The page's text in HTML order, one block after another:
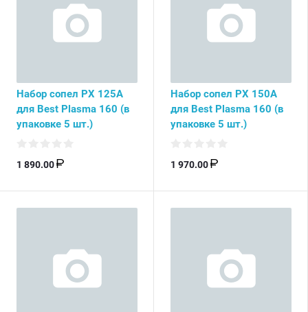
Набор сопел PX 125А
для Best Plasma 160 (в
упаковке 5 шт.)
1 890.00
Набор сопел PX 150А
для Best Plasma 160 (в
упаковке 5 шт.)
1 970.00